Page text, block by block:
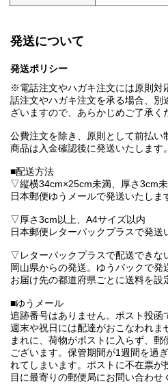
発送について
発送ポリシー
※電話注文やハガキ注文には原則対
話注文やハガキ注文を承る場合、別
ざいますので、あらかじめご了承く
公費注文を除き、原則として前払い
商品は入金確認後に発送いたします。
■配送方法
▽縦横34cm×25cm未満、厚さ3cm
日本郵便ゆうメールで発送いたしま
▽厚さ3cm以上、A4サイズ以内
日本郵便レターパックプラスで発送
▽レターパックプラスで配送できな
岡山県からの発送。ゆうパックで発
お届け先の都道府県ごとに送料を設
■ゆうメール
追跡番号はありません。ポスト投函
週末や祝日には配達がおこなわれま
まれに、荷物がポストに入らず、
ございます。保管期間が1週間を過
れてしまいます。ポストに不在票が
目に最寄りの郵便局にお問い合わせ